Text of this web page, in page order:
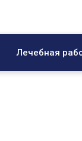
Лечебная